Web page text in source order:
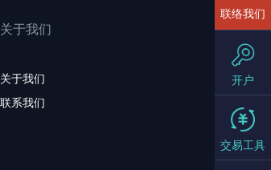
关于我们
关于我们
联系我们
联络我们
开户
交易工具